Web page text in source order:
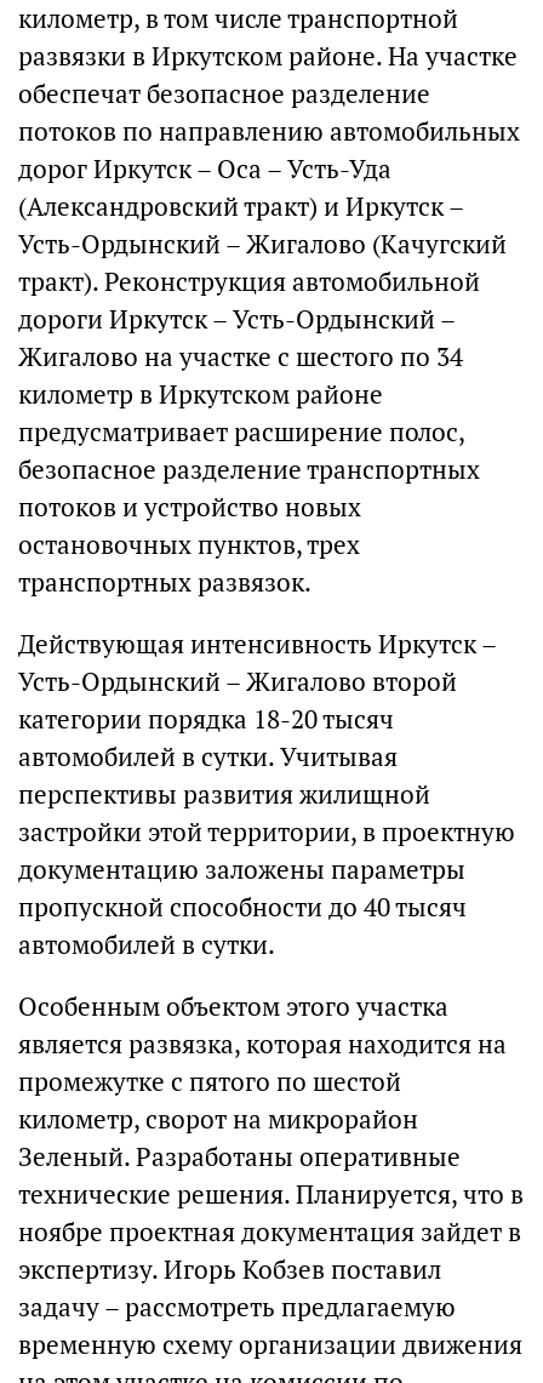
километр, в том числе транспортной
развязки в Иркутском районе. На участке
обеспечат безопасное разделение
потоков по направлению автомобильных
дорог Иркутск – Оса – Усть-Уда
(Александровский тракт) и Иркутск –
Усть-Ордынский – Жигалово (Качугский
тракт). Реконструкция автомобильной
дороги Иркутск – Усть-Ордынский –
Жигалово на участке с шестого по 34
километр в Иркутском районе
предусматривает расширение полос,
безопасное разделение транспортных
потоков и устройство новых
остановочных пунктов, трех
транспортных развязок.
Действующая интенсивность Иркутск –
Усть-Ордынский – Жигалово второй
категории порядка 18-20 тысяч
автомобилей в сутки. Учитывая
перспективы развития жилищной
застройки этой территории, в проектную
документацию заложены параметры
пропускной способности до 40 тысяч
автомобилей в сутки.
Особенным объектом этого участка
является развязка, которая находится на
промежутке с пятого по шестой
километр, сворот на микрорайон
Зеленый. Разработаны оперативные
технические решения. Планируется, что в
ноябре проектная документация зайдет в
экспертизу. Игорь Кобзев поставил
задачу – рассмотреть предлагаемую
временную схему организации движения